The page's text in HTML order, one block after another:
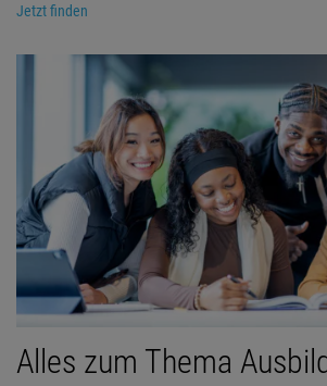
Jetzt finden
Alles zum Thema